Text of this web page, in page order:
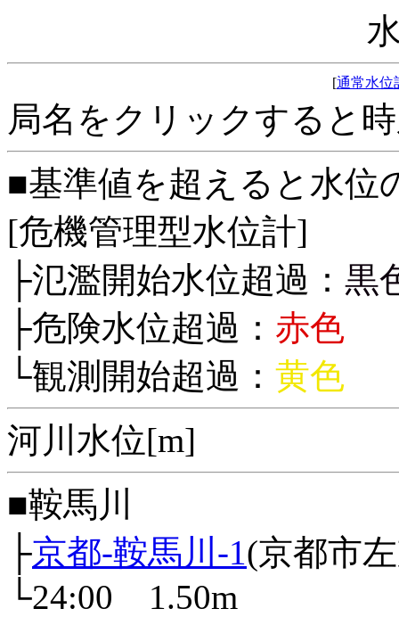
[通常水位
局名をクリックすると
■基準値を超えると水位
[危機管理型水位計]
├氾濫開始水位超過： 黒
├危険水位超過： 赤色
└観測開始超過： 黄色
河川水位[m]
■鞍馬川
├京都-鞍馬川-1(京都市
└24:00 1.50m